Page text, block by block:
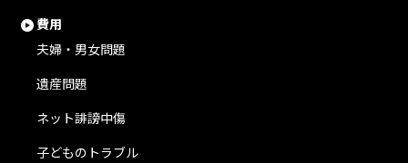
費用
夫婦・男女問題
遺産問題
ネット誹謗中傷
子どものトラブル